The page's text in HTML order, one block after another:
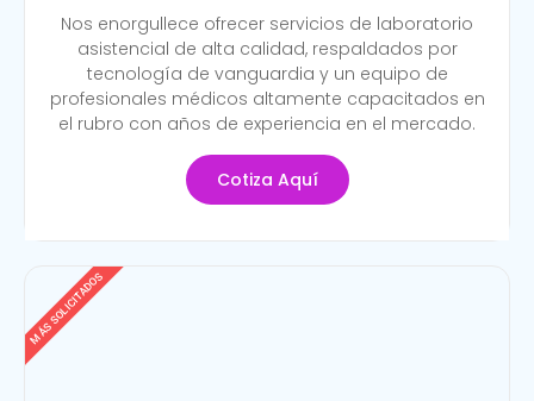
Nos enorgullece ofrecer servicios de laboratorio
asistencial de alta calidad, respaldados por
tecnología de vanguardia y un equipo de
profesionales médicos altamente capacitados en
el rubro con años de experiencia en el mercado.
Cotiza Aquí
MÁS SOLICITADOS